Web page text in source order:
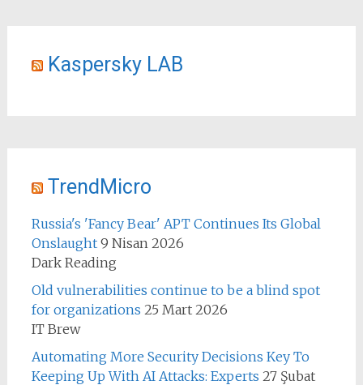
Kaspersky LAB
TrendMicro
Russia's 'Fancy Bear' APT Continues Its Global
Onslaught 9 Nisan 2026
Dark Reading
Old vulnerabilities continue to be a blind spot
for organizations 25 Mart 2026
IT Brew
Automating More Security Decisions Key To
Keeping Up With AI Attacks: Experts 27 Şubat